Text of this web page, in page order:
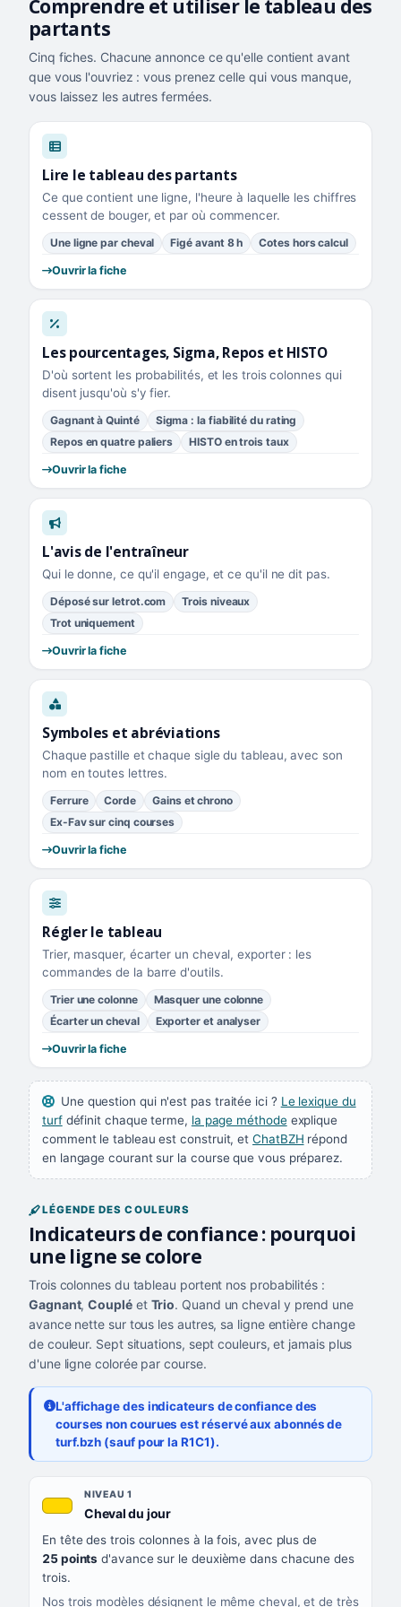
Comprendre et utiliser le tableau des
partants
Cinq fiches. Chacune annonce ce qu'elle contient avant
que vous l'ouvriez : vous prenez celle qui vous manque,
vous laissez les autres fermées.
Lire le tableau des partants
Ce que contient une ligne, l'heure à laquelle les chiffres
cessent de bouger, et par où commencer.
Une ligne par cheval Figé avant 8 h Cotes hors calcul
Ouvrir la fiche
Les pourcentages, Sigma, Repos et HISTO
D'où sortent les probabilités, et les trois colonnes qui
disent jusqu'où s'y fier.
Gagnant à Quinté
Sigma : la fiabilité du rating
Repos en quatre paliers
HISTO en trois taux
Ouvrir la fiche
L'avis de l'entraîneur
Qui le donne, ce qu'il engage, et ce qu'il ne dit pas.
Déposé sur letrot.com
Trois niveaux
Trot uniquement
Ouvrir la fiche
Symboles et abréviations
Chaque pastille et chaque sigle du tableau, avec son
nom en toutes lettres.
Ferrure Corde
Gains et chrono
Ex-Fav sur cinq courses
Ouvrir la fiche
Régler le tableau
Trier, masquer, écarter un cheval, exporter : les
commandes de la barre d'outils.
Trier une colonne
Masquer une colonne
Écarter un cheval
Exporter et analyser
Ouvrir la fiche
Une question qui n'est pas traitée ici ? Le lexique du
turfdéfinit chaque terme, la page méthodeexplique
comment le tableau est construit, etChatBZH répond
en langage courant sur la course que vous préparez.
LÉGENDE DES COULEURS
Indicateurs de confiance : pourquoi
une ligne se colore
Trois colonnes du tableau portent nos probabilités :
Gagnant,Coupléet Trio. Quand un cheval y prend une
avance nette sur tous les autres, sa ligne entière change
de couleur. Sept situations, sept couleurs, et jamais plus
d'une ligne colorée par course.
L'affichage des indicateurs de confiance des
courses non courues est réservé aux abonnés de
turf.bzh (sauf pour la R1C1).
QUAND LA LIGNE PREND CETTE COULEUR
CE QUE CELA VOUS DIT
NIVEAU 1
Cheval du jour, couleur jaune or
En tête des trois colonnes à la fois, avec plus de
25 points d'avance sur le deuxième dans chacune des
trois.
Nos trois modèles désignent le même cheval, et de très